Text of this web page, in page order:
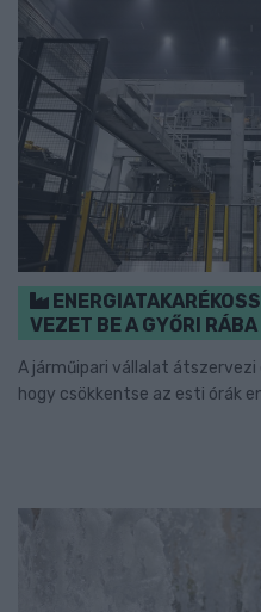
VEZET BE A GYŐRI
A járműipari vállalat
hogy csökkentse az esti órák